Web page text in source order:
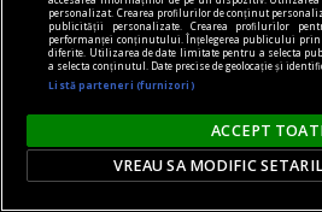
în atenția publicului o serie
cinematografice semnate
cultural hispanic.
personalizat. Crearea profilurilor de conținut
publicității personalizate. Crearea profilurilor
performanței conținutului. Înțelegerea publicului
diferite. Utilizarea de date limitate pentru a selecta
a selecta conținutul. Date precise de geolocație și
Listă parteneri (furnizori)
ACCEPT
VREAU SA MODIFIC